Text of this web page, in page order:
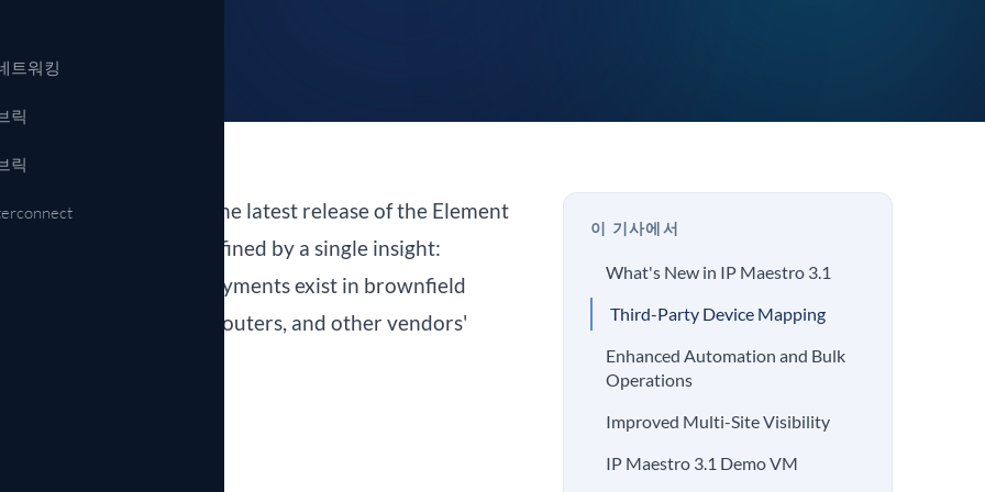
트워킹
릭
릭
of IP Maestro 3.1 — the latest release of the Element
This release is defined by a single insight:
IP Maestro deployments exist in brownfield
with legacy switches, routers, and other vendors'
이 기사에서
What's New in IP Maestro 3.1
Third-Party Device Mapping
Enhanced Automation and Bulk
Operations
Improved Multi-Site Visibility
IP Maestro 3.1 Demo VM